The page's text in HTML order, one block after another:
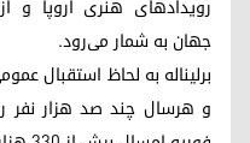
رویدادهای هنری اروپا و
جهان به شمار می‌رود.
برلیناله به لحاظ استقبال
و هرسال چند صد هزار نفر